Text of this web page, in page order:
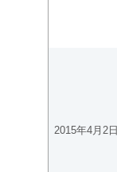
2015年4月2日